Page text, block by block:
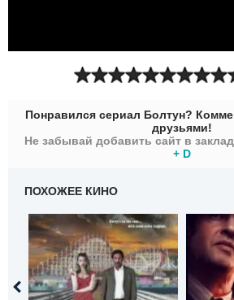
Понравился сериал Болтун?
друзьями!
Не забывай добавить сайт в
+ D
ПОХОЖЕЕ КИНО